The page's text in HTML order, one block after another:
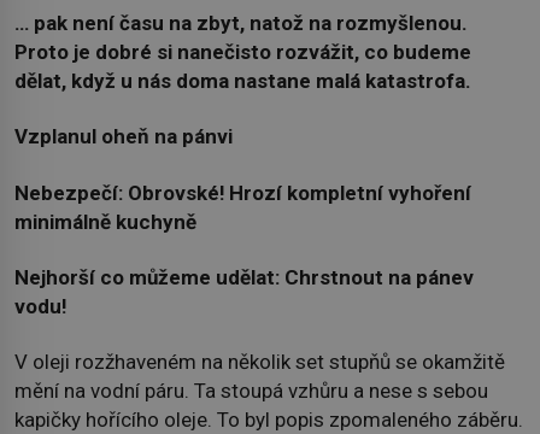
… pak není času na zbyt, natož na rozmyšlenou.
Proto je dobré si nanečisto rozvážit, co budeme
dělat, když u nás doma nastane malá katastrofa.
Vzplanul oheň na pánvi
Nebezpečí: Obrovské! Hrozí kompletní vyhoření
minimálně kuchyně
Nejhorší co můžeme udělat: Chrstnout na pánev
vodu!
V oleji rozžhaveném na několik set stupňů se okamžitě
mění na vodní páru. Ta stoupá vzhůru a nese s sebou
kapičky hořícího oleje. To byl popis zpomaleného záběru.